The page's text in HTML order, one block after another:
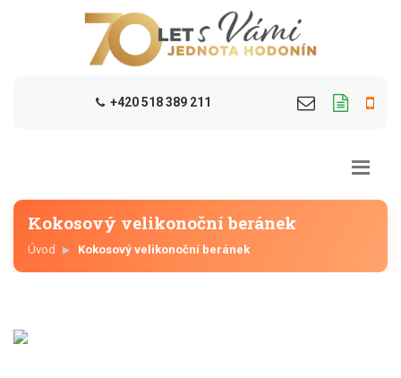
+420 518 389 211
Kokosový velikonoční beránek
Úvod Kokosový velikonoční beránek